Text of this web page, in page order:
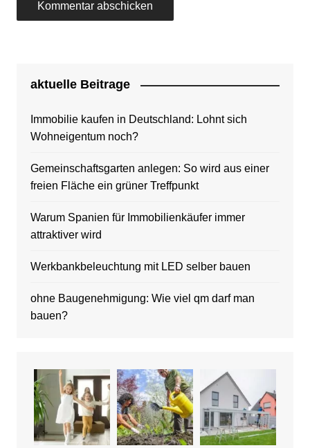
aktuelle Beitrage
Immobilie kaufen in Deutschland: Lohnt sich
Wohneigentum noch?
Gemeinschaftsgarten anlegen: So wird aus einer
freien Fläche ein grüner Treffpunkt
Warum Spanien für Immobilienkäufer immer
attraktiver wird
Werkbankbeleuchtung mit LED selber bauen
ohne Baugenehmigung: Wie viel qm darf man
bauen?